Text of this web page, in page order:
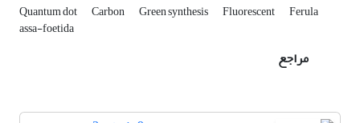
Quantum dot Carbon Green synthesis Fluorescent Ferula
assa-foetida
مراجع